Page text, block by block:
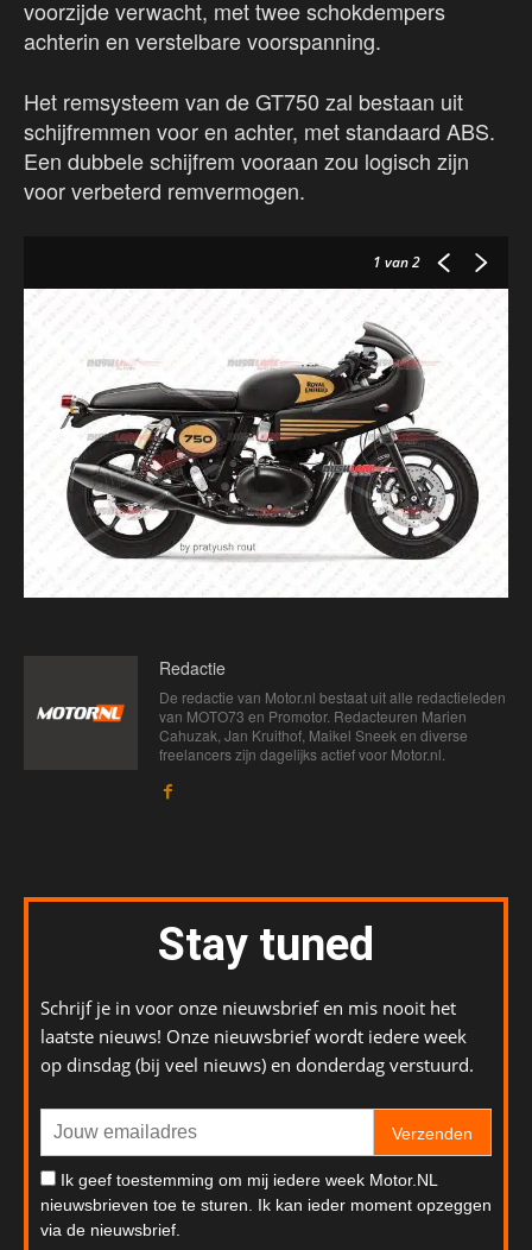
voorzijde verwacht, met twee schokdempers
achterin en verstelbare voorspanning.
Het remsysteem van de GT750 zal bestaan uit
schijfremmen voor en achter, met standaard ABS.
Een dubbele schijfrem vooraan zou logisch zijn
voor verbeterd remvermogen.
1 van 2
Redactie
De redactie van Motor.nl bestaat uit alle redactieleden
van MOTO73 en Promotor. Redacteuren Marien
Cahuzak, Jan Kruithof, Maikel Sneek en diverse
freelancers zijn dagelijks actief voor Motor.nl.
Stay tuned
Schrijf je in voor onze nieuwsbrief en mis nooit het
laatste nieuws! Onze nieuwsbrief wordt iedere week
op dinsdag (bij veel nieuws) en donderdag verstuurd.
Verzenden
Ik geef toestemming om mij iedere week Motor.NL
nieuwsbrieven toe te sturen. Ik kan ieder moment opzeggen
via de nieuwsbrief.